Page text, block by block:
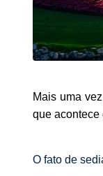
Mais uma
que acontece
O fato de